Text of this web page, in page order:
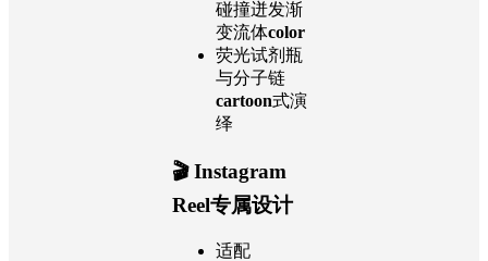
碰撞迸发渐
变流体color
荧光试剂瓶
与分子链
cartoon式演
绎
🎬Instagram
Reel专属设计
适配